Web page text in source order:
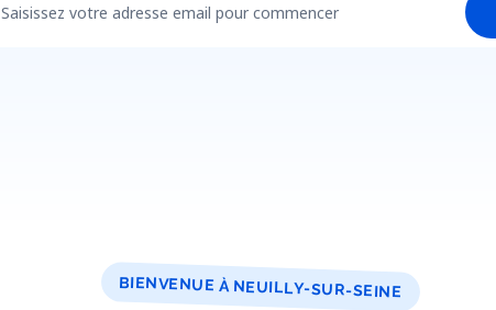
Saisissez votre adresse email pour commencer
BIENVENUE À NEUILLY-SUR-SEINE